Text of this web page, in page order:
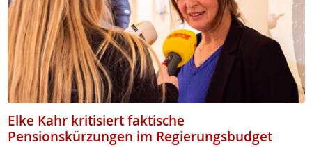
Elke Kahr kritisiert faktische
Pensionskürzungen im Regierungsbudget